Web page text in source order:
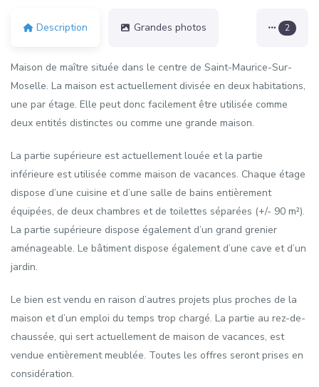
Description Grandes photos 2
Maison de maître située dans le centre de Saint-Maurice-Sur-
Moselle. La maison est actuellement divisée en deux habitations,
une par étage. Elle peut donc facilement être utilisée comme
deux entités distinctes ou comme une grande maison.
La partie supérieure est actuellement louée et la partie
inférieure est utilisée comme maison de vacances. Chaque étage
dispose d’une cuisine et d’une salle de bains entièrement
équipées, de deux chambres et de toilettes séparées (+/- 90 m²).
La partie supérieure dispose également d’un grand grenier
aménageable. Le bâtiment dispose également d’une cave et d’un
jardin.
Le bien est vendu en raison d’autres projets plus proches de la
maison et d’un emploi du temps trop chargé. La partie au rez-de-
chaussée, qui sert actuellement de maison de vacances, est
vendue entièrement meublée. Toutes les offres seront prises en
considération.